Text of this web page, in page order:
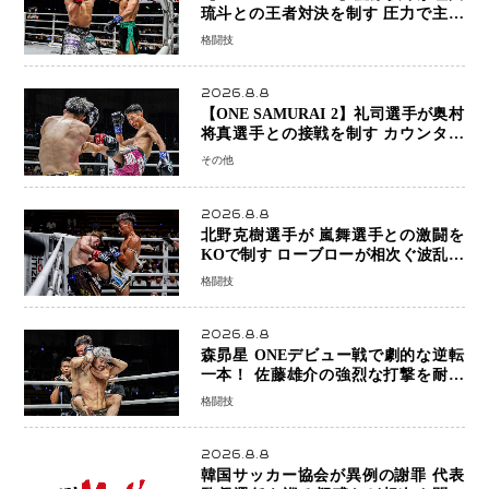
琉斗との王者対決を制す 圧力で主導
権を握り判定勝利
格闘技
2026.8.8
【ONE SAMURAI 2】礼司選手が奥村
将真選手との接戦を制す カウンター
と正確な打撃で判定勝利
その他
2026.8.8
北野克樹選手が 嵐舞選手との激闘を
KOで制す ローブローが相次ぐ波乱の
展開…涙の勝利「生まれてくる娘のた
格闘技
2026.8.8
森昴星 ONEデビュー戦で劇的な逆転
一本！ 佐藤雄介の強烈な打撃を耐え
抜き、リアネイキッドチョークで勝利
格闘技
2026.8.8
韓国サッカー協会が異例の謝罪 代表